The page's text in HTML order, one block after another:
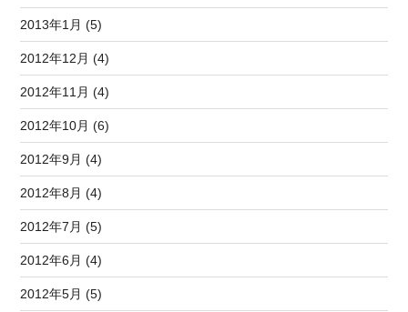
2013年1月 (5)
2012年12月 (4)
2012年11月 (4)
2012年10月 (6)
2012年9月 (4)
2012年8月 (4)
2012年7月 (5)
2012年6月 (4)
2012年5月 (5)